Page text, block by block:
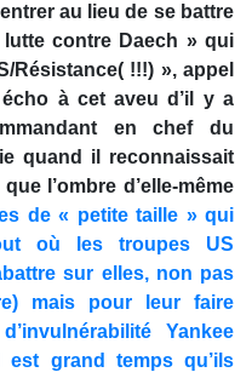
au lieu de se battre
contre Daech » qui
Résistance( !!!) », appel
à cet aveu d’il y a
en chef du
quand il reconnaissait
l’ombre d’elle-même
de « petite taille » qui
où les troupes US
sur elles, non pas
mais pour leur faire
Yankee
est grand temps qu’ils